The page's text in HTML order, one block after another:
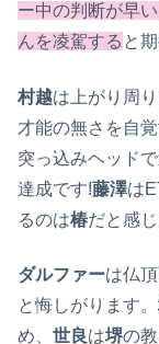
ー中の判断が早
んを凌駕する と
村越は上がり周
才能の無さを自
突っ込みヘッド
達成です!藤澤は
るのは椿だと感
ダルファーは仏
と悔しがります。
め、 世良は堺の